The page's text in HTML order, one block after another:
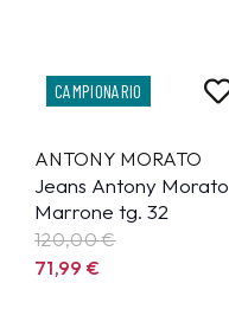
CAMPIONARIO
ANTONY MORATO
Jeans Antony Morato
Marrone tg. 32
120,00 €
71,99€